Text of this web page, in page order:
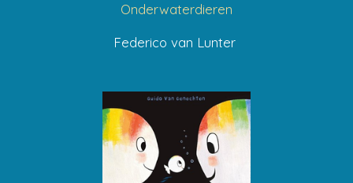
Onderwaterdieren
Federico van Lunter